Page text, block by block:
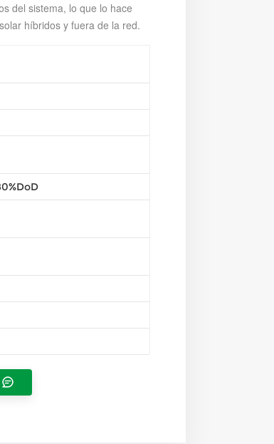
del sistema, lo que lo hace
híbridos y fuera de la red.